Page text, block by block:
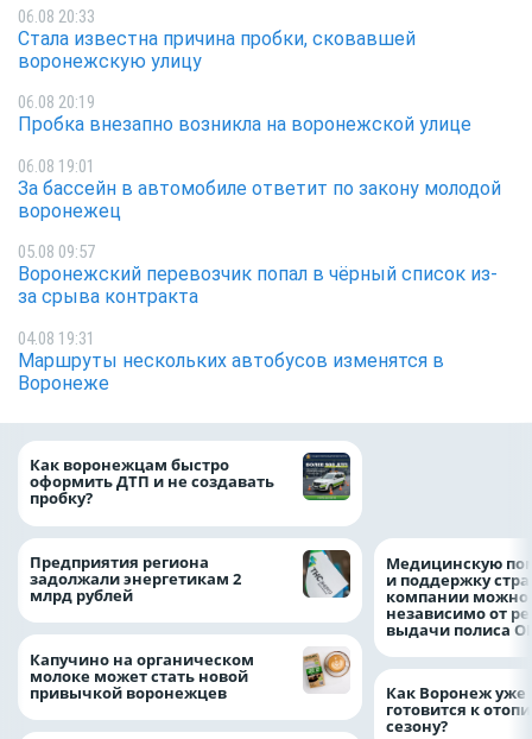
06.08 20:33
Стала известна причина пробки, сковавшей
воронежскую улицу
06.08 20:19
Пробка внезапно возникла на воронежской улице
06.08 19:01
За бассейн в автомобиле ответит по закону молодой
воронежец
05.08 09:57
Воронежский перевозчик попал в чёрный список из-
за срыва контракта
04.08 19:31
Маршруты нескольких автобусов изменятся в
Воронеже
Как воронежцам быстро
оформить ДТП и не создавать
пробку?
Предприятия региона
задолжали энергетикам 2
млрд рублей
Капучино на органическом
молоке может стать новой
привычкой воронежцев
Медицинскую
и поддержку
компании можно
независимо от
выдачи полиса
Как Воронеж уже
готовится к
сезону?